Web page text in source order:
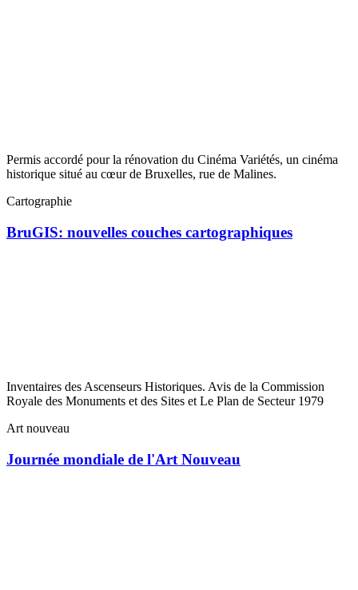
Permis accordé pour la rénovation du Cinéma Variétés, un cinéma
historique situé au cœur de Bruxelles, rue de Malines.
Cartographie
BruGIS: nouvelles couches cartographiques
Inventaires des Ascenseurs Historiques. Avis de la Commission
Royale des Monuments et des Sites et Le Plan de Secteur 1979
Art nouveau
Journée mondiale de l'Art Nouveau